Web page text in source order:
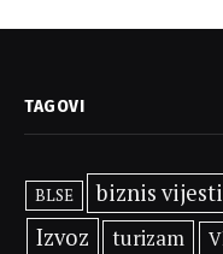
TAGOVI
BLSE biznis vijesti
Izvoz turizam